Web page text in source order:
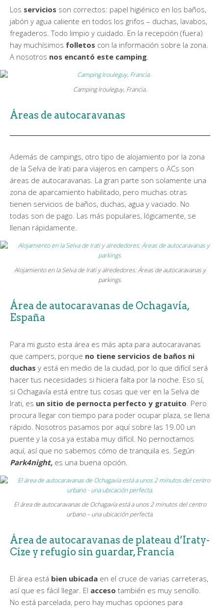
Los servicios son correctos: papel higiénico en los baños,
jabón y agua caliente en todos los grifos – duchas, lavabos,
fregaderos. Todo limpio y cuidado. En la recepción (fuera)
hay muchísimos folletos con la información sobre la zona.
A nosotros nos encantó este camping
Camping Irouleguy, Francia.
Áreas de autocaravanas
Además de campings, otro tipo de alojamiento por la zona
de la Selva de Irati para viajeros en campers o ACs son
áreas de autocaravanas. La gran parte son solamente una
zona de aparcamiento habilitado, pero muchas otras
tienen servicios de baños, duchas, agua y vaciado. No
todas son de pago. Las más populares, lógicamente, se
llenan rápidamente.
Alojamiento en la Selva de Irati y alrededores: Áreas de autocaravanas y
parkings.
Área de autocaravanas de Ochagavía,
España
Para mi gusto esta área es más apta para autocaravanas
que campers, porque no tiene servicios de baños ni
duchas y está en medio de la ciudad, por lo que difícil será
hacer tus necesidades si hiciera falta por la noche. Eso sí,
si Ochagavía está entre tus cosas que ver en la Selva de
Irati, es un sitio de pernocta perfecto y gratuito . Pero
procura llegar con tiempo para poder ocupar plaza, se llena
rápido. Nosotros pasamos por aquí sobre las 19.00 un
puente y la cosa ya estaba muy difícil. No pernoctamos
aquí, así que no sabemos cómo de tranquila es. Según
Park4night, es una buena opción.
El área de autocaravanas de Ochagavía está a unos 2 minutos del centro
urbano – una ubicación perfecta.
Área de autocaravanas de plateau d’Iraty-
Cize y refugio sin guardar, Francia
El área está bien ubicada en el cruce de varias carreteras,
así que es fácil llegar. El acceso también es muy sencillo.
No está parcelada, pero hay muchas opciones para